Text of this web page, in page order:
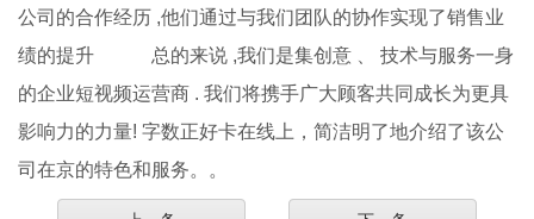
公司的合作经历 ,他们通过与我们团队的协作实现了销售业
绩的提升 总的来说 ,我们是集创意 、 技术与服务一身
的企业短视频运营商 . 我们将携手广大顾客共同成长为更具
影响力的力量! 字数正好卡在线上，简洁明了地介绍了该公
司在京的特色和服务。。